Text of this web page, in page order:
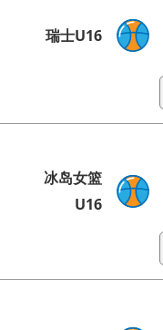
瑞士U16
冰岛女篮
U16